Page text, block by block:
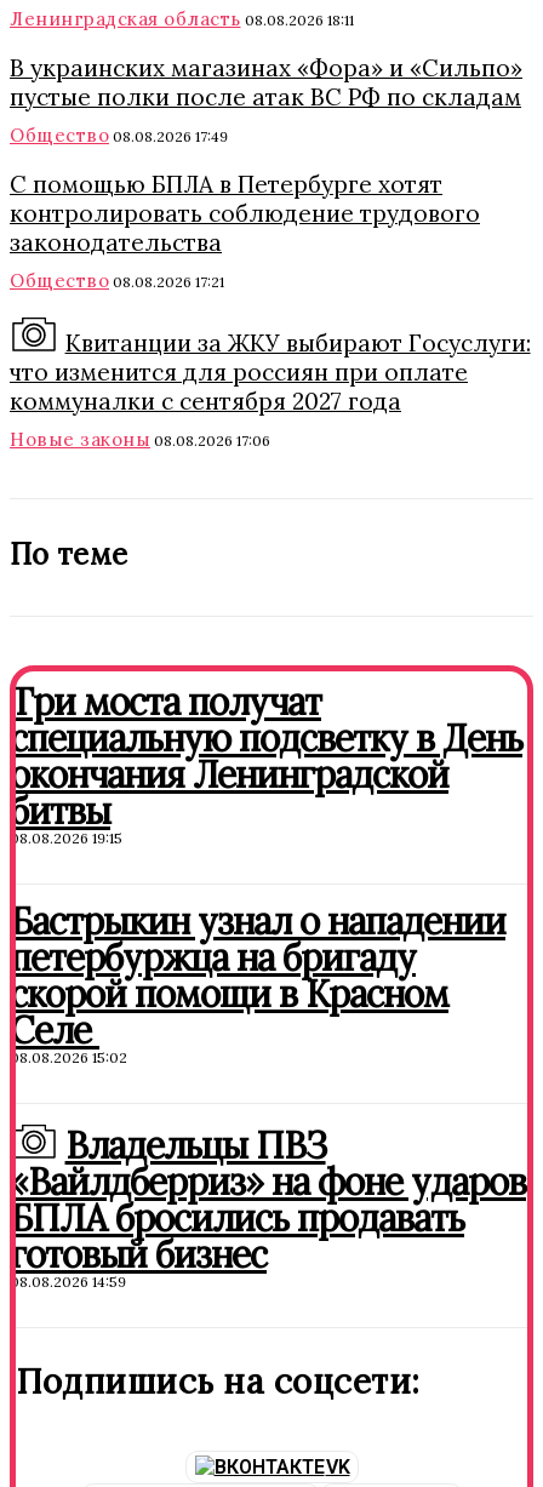
Ленинградская область 08.08.2026 18:11
В украинских магазинах «Фора» и «Сильпо»
пустые полки после атак ВС РФ по складам
Общество 08.08.2026 17:49
С помощью БПЛА в Петербурге хотят
контролировать соблюдение трудового
законодательства
Общество 08.08.2026 17:21
Квитанции за ЖКУ выбирают Госуслуги:
что изменится для россиян при оплате
коммуналки с сентября 2027 года
Новые законы 08.08.2026 17:06
По теме
Три моста получат
специальную подсветку в День
окончания Ленинградской
битвы
08.08.2026 19:15
Бастрыкин узнал о нападении
петербуржца на бригаду
скорой помощи в Красном
Селе
08.08.2026 15:02
Владельцы ПВЗ
«Вайлдберриз» на фоне ударов
БПЛА бросились продавать
готовый бизнес
08.08.2026 14:59
Подпишись на соцсети:
VK